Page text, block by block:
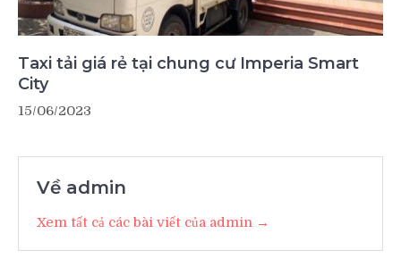
Taxi tải giá rẻ tại chung cư Imperia Smart
City
15/06/2023
Về admin
Xem tất cả các bài viết của admin →